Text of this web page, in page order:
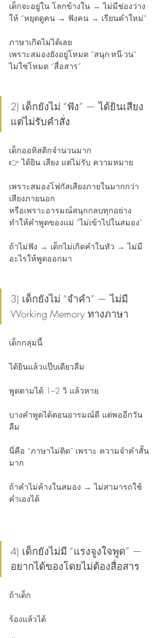
เด็กจะอยู่ใน โลกข้างใน → ไม่มีช่องว่าง
ให้ “หยุดดูคน → ฟังคน → เรียนคำใหม่”
ภาษาเกิดไม่ได้เลย
เพราะสมองยังอยู่โหมด “สนุก-หนี-วน”
ไม่ใช่โหมด “สื่อสาร”
2) เด็กยังไม่ “ฟัง” — ได้ยินเสียง
แต่ไม่รับคำสั่ง
เด็กออทิสติกจำนวนมาก
👉 ได้ยิน เสียง แต่ไม่รับ ความหมาย
เพราะสมองโฟกัสเสียงภายในมากกว่า
เสียงภายนอก
หรือเพราะอารมณ์สนุกกลบทุกอย่าง
ทำให้คำพูดของแม่ “ไม่เข้าไปในสมอง”
ถ้าไม่ฟัง → เด็กไม่เกิดคำในหัว → ไม่มี
อะไรให้พูดออกมา
3) เด็กยังไม่ “จำคำ” — ไม่มี
Working Memory ทางภาษา
เด็กกลุ่มนี้
ได้ยินแล้วแป๊บเดียวลืม
พูดตามได้ 1–2 วิ แล้วหาย
บางคำพูดได้ตอนอารมณ์ดี แต่พออีกวัน
ลืม
นี่คือ “ภาษาไม่ติด” เพราะ ความจำคำสั้น
มาก
ถ้าคำไม่ค้างในสมอง → ไม่สามารถใช้
คำเองได้
4) เด็กยังไม่มี “แรงจูงใจพูด” —
อยากได้ของโดยไม่ต้องสื่อสาร
ถ้าเด็ก
ร้องแล้วได้